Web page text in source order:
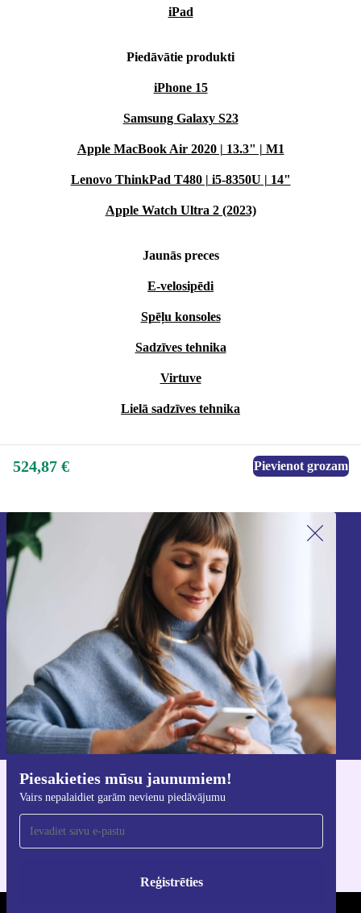
iPad
Piedāvātie produkti
iPhone 15
Samsung Galaxy S23
Apple MacBook Air 2020 | 13.3" | M1
Lenovo ThinkPad T480 | i5-8350U | 14"
Apple Watch Ultra 2 (2023)
Jaunās preces
E-velosipēdi
Spēļu konsoles
Sadzīves tehnika
Virtuve
Lielā sadzīves tehnika
524,87 € Pievienot grozam
Piesakieties mūsu jaunumiem!
Vairs nepalaidiet garām nevienu piedāvājumu
Reģistrēties
Piesakieties mūsu jaunumu
saņemšanai!
Nekad vairs nepalaidiet garām nevienu
piedāvājumu.
Reģistrēties
Informāciju par personas datu izmantošanu varat atrast mūsu
Privātuma politikā.
Lejupielādējiet refurbed lietotni
iOS un Android ierīcēm